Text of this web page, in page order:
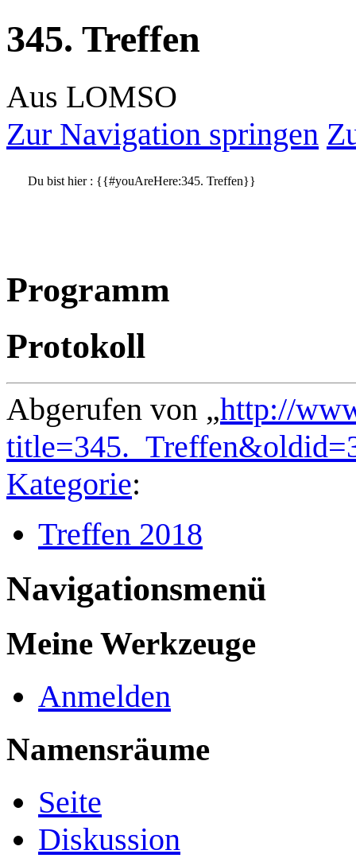
345. Treffen
Aus LOMSO
Zur Navigation springen
Du bist hier : {{#youAreHere:345. Treffen}}
Programm
Protokoll
Abgerufen von „http://
Kategorie:
Treffen 2018
Navigationsmenü
Meine Werkzeuge
Anmelden
Namensräume
Seite
Diskussion